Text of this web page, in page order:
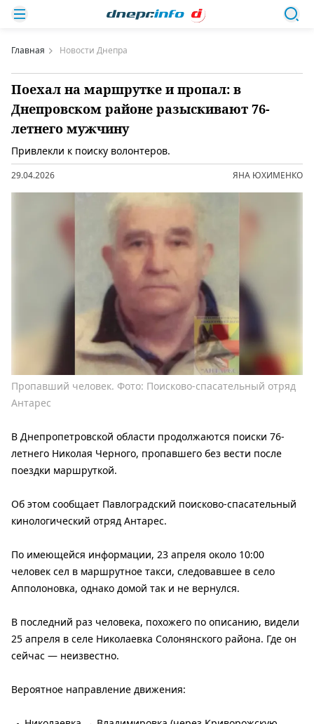
Главная Новости Днепра
Поехал на маршрутке и пропал: в
Днепровском районе разыскивают 76-
летнего мужчину
Привлекли к поиску волонтеров.
29.04.2026 ЯНА ЮХИМЕНКО
Пропавший человек. Фото: Поисково-спасательный отряд
Антарес
В Днепропетровской области продолжаются поиски 76-
летнего Николая Черного, пропавшего без вести после
поездки маршруткой.
Об этом сообщает Павлоградский поисково-спасательный
кинологический отряд Антарес.
По имеющейся информации, 23 апреля около 10:00
человек сел в маршрутное такси, следовавшее в село
Апполоновка, однако домой так и не вернулся.
В последний раз человека, похожего по описанию, видели
25 апреля в селе Николаевка Солонянского района. Где он
сейчас — неизвестно.
Вероятное направление движения: